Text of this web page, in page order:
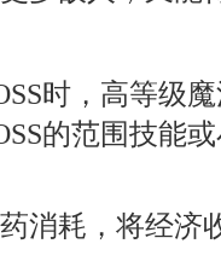
时，高等级
的范围技能
消耗，将经济